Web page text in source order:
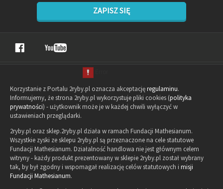
ZAPISZ SIĘ
Korzystanie z Portalu 2ryby.pl oznacza akceptacjęregulaminu.
Informujemy, że strona 2ryby.pl wykorzystuje pliki cookies (polityka
prywatności) - użytkownik może je w każdej chwili wyłączyć w
ustawieniach przeglądarki.
2ryby.pl oraz sklep.2ryby.pl działa w ramach Fundacji Mathesianum.
Wszystkie zyski ze sklepu 2ryby.pl są przeznaczone na cele statutowe
Fundacji Mathesianum. Działalność handlowa nie jest głównym celem
witryny - każdy produkt prezentowany w sklepie 2ryby.pl został wybrany
tak, by był zgodny i wspomagał realizację celów statutowych i misji
Fundacji Mathesianum.